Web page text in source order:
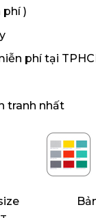
phí )
phí tại
tranh nhất